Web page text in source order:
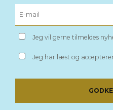
Jeg vil gerne tilmeldes
Jeg har læst og